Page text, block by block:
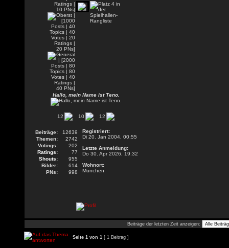
Hallo, mein Name ist Teno.
12 10 12
Beiträge:
12639
Themen:
2742
Votings:
202
Ratings:
77
Shouts:
955
Bilder:
614
PNs:
998
Registriert:
Di 20. Jan 2004, 00:55
Letzte Anmeldung:
Do 30. Apr 2026, 19:32
Wohnort:
München
Beiträge der letzten Zeit anzeigen:
Seite 1 von 1 [ 1 Beitrag ]